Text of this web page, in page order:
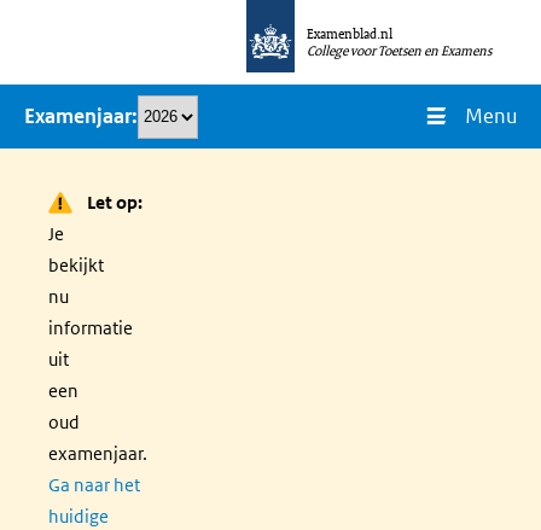
naar
inhoud
Examenblad.nl
College voor Toetsen en Examens
Examenjaar Menu
Let op:
Je
bekijkt
nu
informatie
uit
een
oud
examenjaar.
Ga naar het
huidige